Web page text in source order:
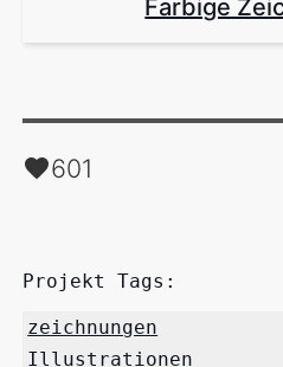
Farbige
601
Projekt Tags:
zeichnungen
Illustrationen